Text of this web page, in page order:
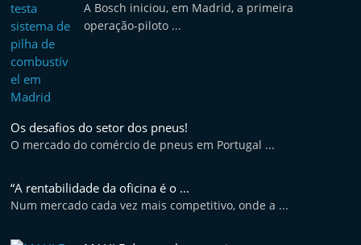
A Bosch iniciou, em Madrid, a primeira
operação-piloto ...
Os desafios do setor dos pneus!
O mercado do comércio de pneus em Portugal ...
“A rentabilidade da oficina é o ...
Num mercado cada vez mais competitivo, onde a ...